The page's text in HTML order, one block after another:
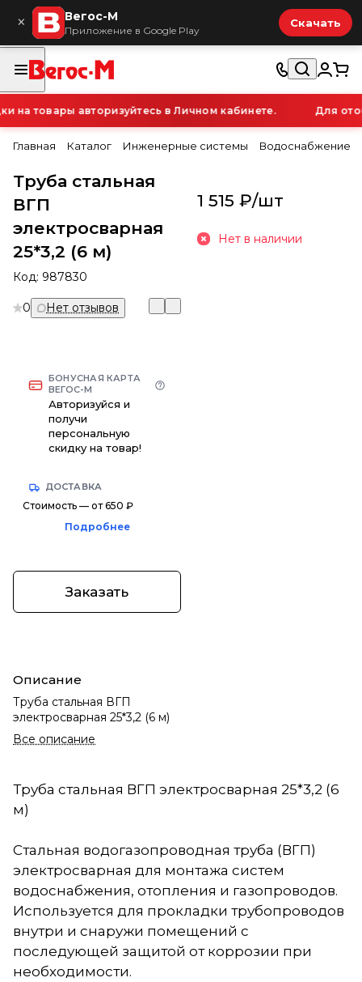
× Вегос-М
Приложение в Google Play
Скачать
товары авторизуйтесь в Личном кабинете. Для
Главная Каталог Инженерные системы Водоснабжение
Труба стальная
ВГП
электросварная
25*3,2 (6 м)
Код: 987830
0 Нет отзывов
БОНУСНАЯ КАРТА
ВЕГОС-М
Авторизуйся и
получи
персональную
скидку на товар!
ДОСТАВКА
Стоимость — от 650 ₽
Подробнее
Заказать
Описание
Труба стальная ВГП
электросварная 25*3,2 (6 м)
Все описание
1 515 ₽/шт
Нет в наличии
Труба стальная ВГП электросварная 25*3,2 (6
м)
Стальная водогазопроводная труба (ВГП)
электросварная для монтажа систем
водоснабжения, отопления и газопроводов.
Используется для прокладки трубопроводов
внутри и снаружи помещений с
последующей защитой от коррозии при
необходимости.